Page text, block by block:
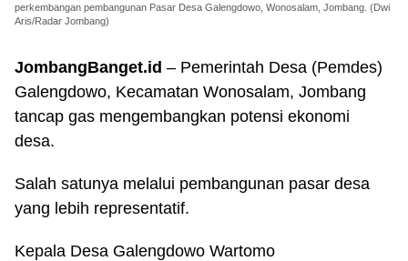
perkembangan pembangunan Pasar Desa Galengdowo, Wonosalam, Jombang. (Dwi
Aris/Radar Jombang)
JombangBanget.id – Pemerintah Desa (Pemdes)
Galengdowo, Kecamatan Wonosalam, Jombang
tancap gas mengembangkan potensi ekonomi
desa.
Salah satunya melalui pembangunan pasar desa
yang lebih representatif.
Kepala Desa Galengdowo Wartomo